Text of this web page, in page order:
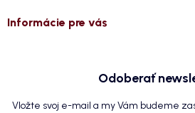
Informácie pre vás
Odoberať
Vložte svoj e-mail a my Vám budeme